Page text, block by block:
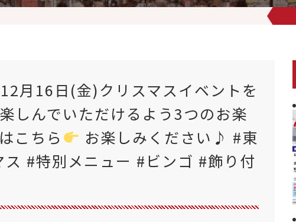
今年は、皆さまに楽しんでい
12月16日(金)クリスマスイベントを
しんでいただけるよう3つのお楽
こちら
お楽しみください♪ #東
#特別メニュー #ビンゴ #飾り付